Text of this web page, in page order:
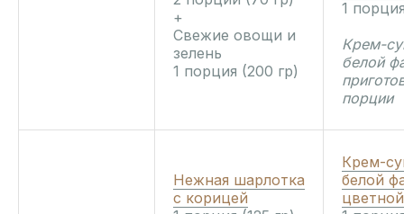
+
Свежие овощи и
зелень
1 порция (200 гр)
1
Крем-
белой
порции
Нежная шарлотка
с корицей
Крем-
белой